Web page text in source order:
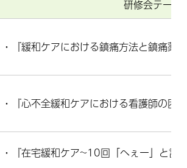
研修会テーマ
・『緩和ケアにおける鎮痛方法と鎮痛薬
・『心不全緩和ケアにおける看護師の困
・『在宅緩和ケア~10回「へぇー」と言